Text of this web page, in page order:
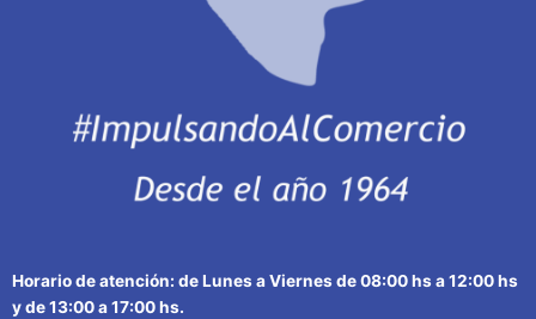
Horario de atención: de Lunes a Viernes de 08:00 hs a 12:00 hs
y de 13:00 a 17:00 hs.